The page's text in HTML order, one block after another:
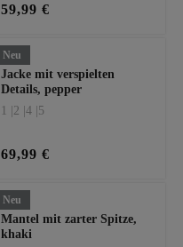
59,99 €
Neu
Jacke mit verspielten
Details, pepper
1 | 2 | 4 | 5
69,99 €
Neu
Mantel mit zarter Spitze,
khaki